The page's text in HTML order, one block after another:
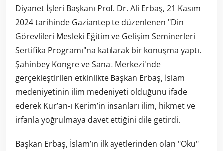
Diyanet İşleri Başkanı Prof. Dr. Ali Erbaş, 21 Kasım
2024 tarihinde Gaziantep'te düzenlenen "Din
Görevlileri Mesleki Eğitim ve Gelişim Seminerleri
Sertifika Programı"na katılarak bir konuşma yaptı.
Şahinbey Kongre ve Sanat Merkezi'nde
gerçekleştirilen etkinlikte Başkan Erbaş, İslam
medeniyetinin ilim medeniyeti olduğunu ifade
ederek Kur’an-ı Kerim’in insanları ilim, hikmet ve
irfanla yoğrulmaya davet ettiğini dile getirdi.
Başkan Erbaş, İslam’ın ilk ayetlerinden olan "Oku"